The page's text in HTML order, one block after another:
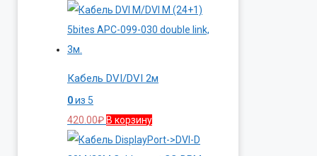
Кабель DVI/DVI 2м
0из 5
420.00₽ В корзину